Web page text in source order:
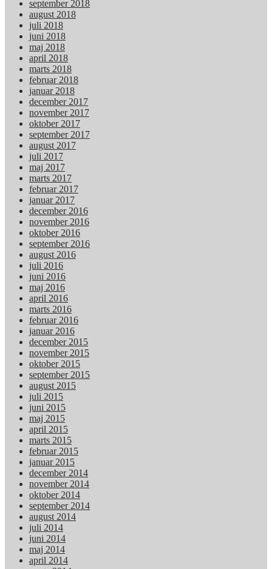
september 2018
august 2018
juli 2018
juni 2018
maj 2018
april 2018
marts 2018
februar 2018
januar 2018
december 2017
november 2017
oktober 2017
september 2017
august 2017
juli 2017
maj 2017
marts 2017
februar 2017
januar 2017
december 2016
november 2016
oktober 2016
september 2016
august 2016
juli 2016
juni 2016
maj 2016
april 2016
marts 2016
februar 2016
januar 2016
december 2015
november 2015
oktober 2015
september 2015
august 2015
juli 2015
juni 2015
maj 2015
april 2015
marts 2015
februar 2015
januar 2015
december 2014
november 2014
oktober 2014
september 2014
august 2014
juli 2014
juni 2014
maj 2014
april 2014